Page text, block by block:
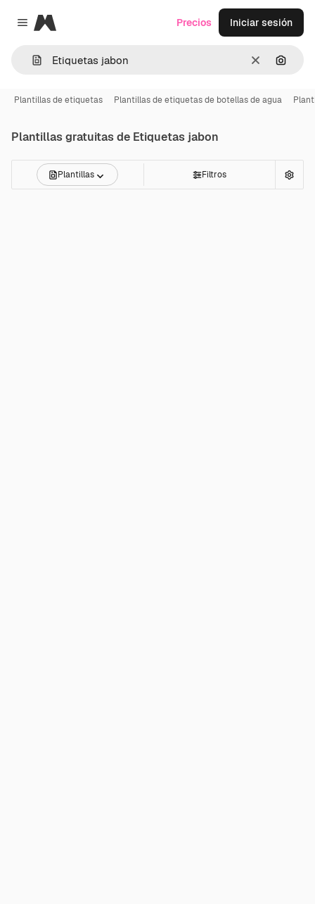
Close menu
Magnific
Borrar
Precios Iniciar sesión
Plantillas de etiquetas Plantillas de etiquetas de botellas de agua
Plantillas gratuitas de Etiquetas jabon
Plantillas Filtros